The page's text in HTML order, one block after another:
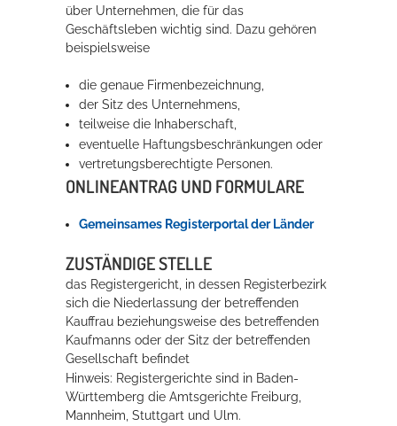
Wirtschaft
Rathaus
Service
Die Stadthalle Hockenheim bietet den perfekten Standort für Events
mehr dazu...
über Unternehmen, die für das
Geschäftsleben wichtig sind. Dazu gehören
beispielsweise
die genaue Firmenbezeichnung,
der Sitz des Unternehmens,
teilweise die Inhaberschaft,
eventuelle Haftungsbeschränkungen oder
vertretungsberechtigte Personen.
ONLINEANTRAG UND FORMULARE
Gemeinsames Registerportal der Länder
ZUSTÄNDIGE STELLE
das Registergericht, in dessen Registerbezirk
sich die Niederlassung der betreffenden
Kauffrau beziehungsweise des betreffenden
Kaufmanns oder der Sitz der betreffenden
Gesellschaft befindet
Hinweis: Registergerichte sind in Baden-
Württemberg die Amtsgerichte Freiburg,
Mannheim, Stuttgart und Ulm.